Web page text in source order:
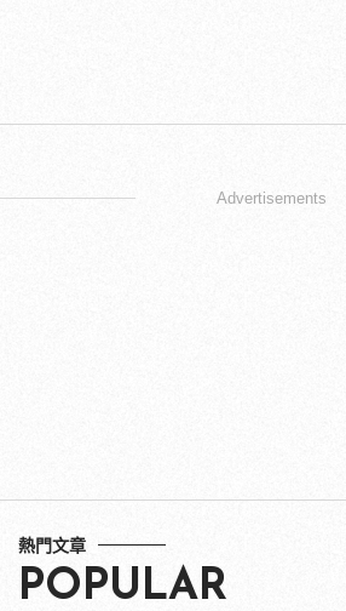
Advertisements
熱門文章
POPULAR